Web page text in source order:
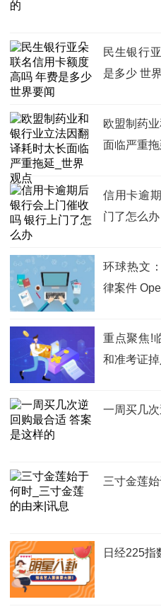
民生银行
是多少 世
欧盟制药
面临严重
信用卡逾
门了怎么办
环球热文
律案件
重点聚焦!
和准考证
一周买几
三寸金莲
日经225指